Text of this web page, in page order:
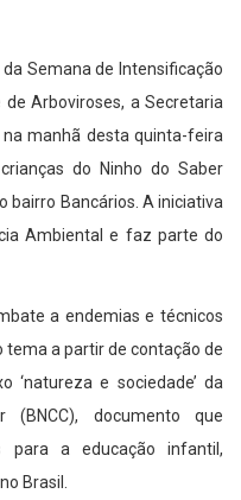
Semana de Intensificação
Arboviroses, a Secretaria
na manhã desta quinta-feira
do Ninho do Saber
bairro Bancários. A iniciativa
Ambiental e faz parte do
a endemias e técnicos
a partir de contação de
‘natureza e sociedade’ da
(BNCC), documento que
para a educação infantil,
Brasil.